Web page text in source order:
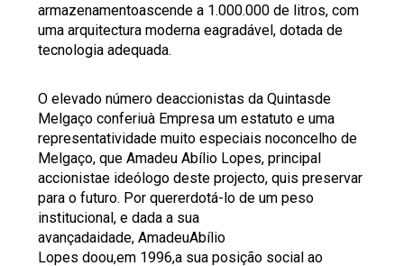
armazenamentoascende a 1.000.000 de litros, com
uma arquitectura moderna eagradável, dotada de
tecnologia adequada.
O elevado número deaccionistas da Quintasde
Melgaço conferiuà Empresa um estatuto e uma
representatividade muito especiais noconcelho de
Melgaço, que Amadeu Abílio Lopes, principal
accionistae ideólogo deste projecto, quis preservar
para o futuro. Por quererdotá-lo de um peso
institucional, e dada a sua
avançadaidade, AmadeuAbílio
Lopes doou,em 1996,a sua posição social ao